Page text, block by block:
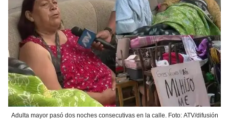
Adulta mayor pasó dos noches consecutivas en la calle. Foto: ATV/difusión